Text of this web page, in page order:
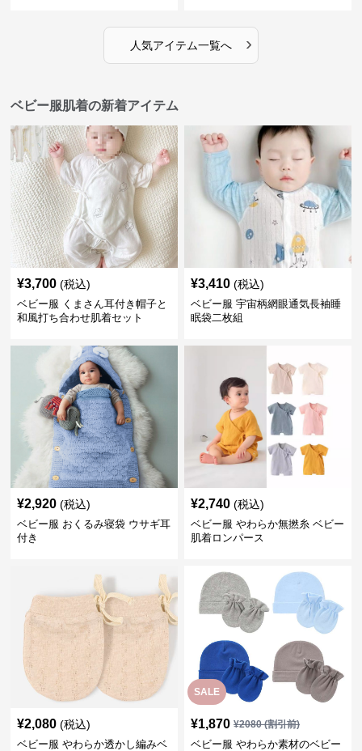
人気アイテム一覧へ ›
ベビー服肌着の新着アイテム
¥3,700 (税込)
ベビー服 くまさん耳付き帽子と
和風打ち合わせ肌着セット
¥3,410 (税込)
ベビー服 宇宙柄網眼通気長袖睡
眠袋二枚組
¥2,920 (税込)
ベビー服 おくるみ寝袋 ウサギ耳
付き
¥2,740 (税込)
ベビー服 やわらか無撚糸 ベビー
肌着ロンパース
¥2,080 (税込)
ベビー服 やわらか透かし編みベ
SALE
¥1,870 ¥2080(割引前)
ベビー服 やわらか素材のベビー